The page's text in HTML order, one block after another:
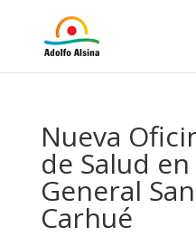
Nueva
de Salud
General
Carhué